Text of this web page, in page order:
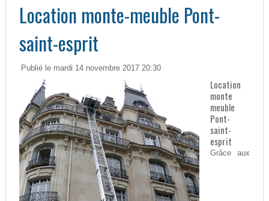
Location monte-meuble Pont-
saint-esprit
Publié le mardi 14 novembre 2017 20:30
Location
monte
meuble
Pont-
saint-
esprit
Grâce aux